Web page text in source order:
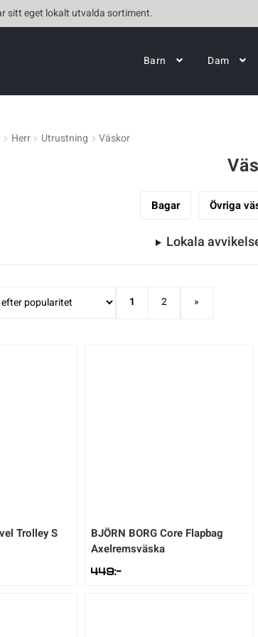
sitt eget lokalt utvalda sortiment.
Barn Dam
Herr Utrustning Väskor
Bagar Övriga
Lokala
1 2 »
Trolley S
BJÖRN BORGCore Flapbag
Axelremsväska
449:-